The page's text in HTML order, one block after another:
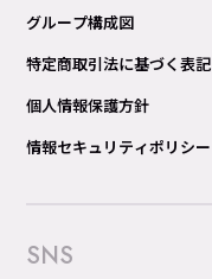
グループ構成図
特定商取引法に基づく表記
個人情報保護方針
情報セキュリティポリシー
SNS